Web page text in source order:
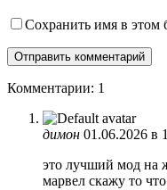
Сохранить имя в этом
Комментарии: 1
димон 01.06.2026 в
это лучший мод на
марвел скажу то